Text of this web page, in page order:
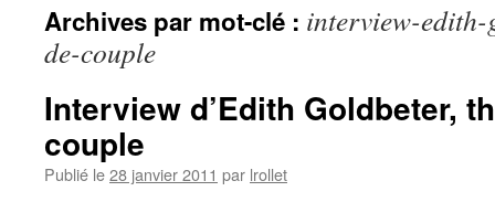
Archives par mot-clé : interview-edith-
de-couple
Interview d’Edith Goldbeter,
couple
Publié le28 janvier 2011 par lrollet